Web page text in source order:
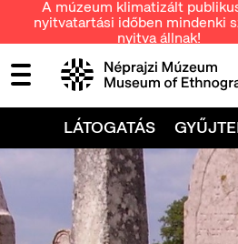
A múzeum klimatizált
nyitvatartási időben mindenki
nyitva állnak!
LÁTOGATÁS